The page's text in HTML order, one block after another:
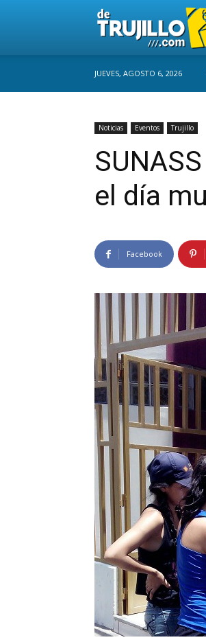
JUEVES, AGOSTO 6, 2026
Noticias Eventos Trujillo
el día
Facebook